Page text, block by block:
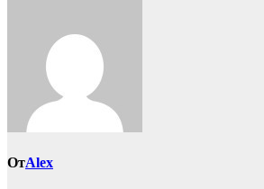
ОтAlex